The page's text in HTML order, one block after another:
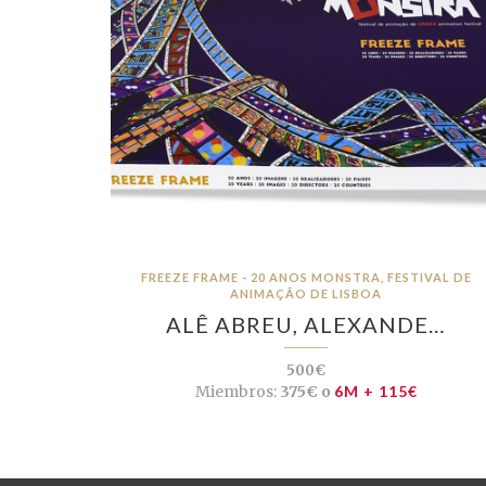
FREEZE FRAME - 20 ANOS MONSTRA, FESTIVAL DE
ANIMAÇÃO DE LISBOA
ALÊ ABREU, ALEXANDE…
500€
Miembros:375€ o 6M + 115€